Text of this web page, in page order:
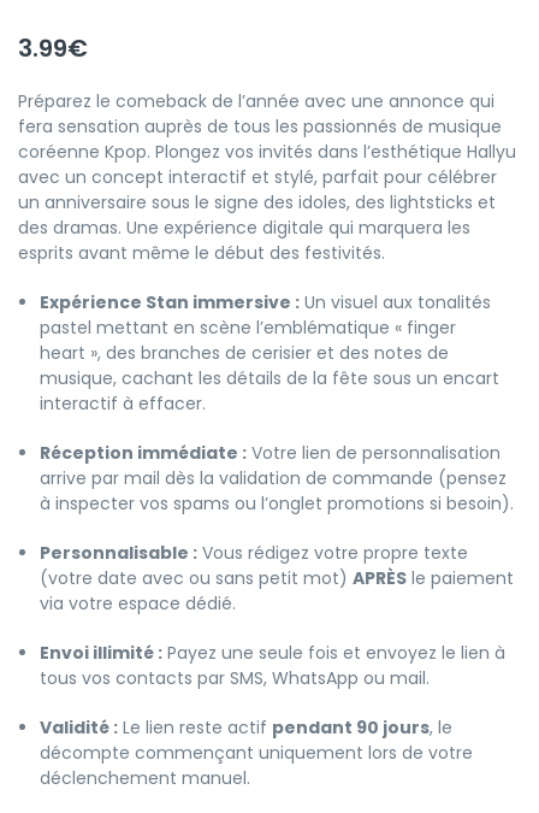
3.99€
Préparez le comeback de l’année avec une annonce qui
fera sensation auprès de tous les passionnés de musique
coréenne Kpop. Plongez vos invités dans l’esthétique Hallyu
avec un concept interactif et stylé, parfait pour célébrer
un anniversaire sous le signe des idoles, des lightsticks et
des dramas. Une expérience digitale qui marquera les
esprits avant même le début des festivités.
Expérience Stan immersive : Un visuel aux tonalités
pastel mettant en scène l’emblématique « finger
heart », des branches de cerisier et des notes de
musique, cachant les détails de la fête sous un encart
interactif à effacer.
Réception immédiate : Votre lien de personnalisation
arrive par mail dès la validation de commande (pensez
à inspecter vos spams ou l’onglet promotions si besoin).
Personnalisable : Vous rédigez votre propre texte
(votre date avec ou sans petit mot) APRÈS le paiement
via votre espace dédié.
Envoi illimité : Payez une seule fois et envoyez le lien à
tous vos contacts par SMS, WhatsApp ou mail.
Validité : Le lien reste actif pendant 90 jours, le
décompte commençant uniquement lors de votre
déclenchement manuel.